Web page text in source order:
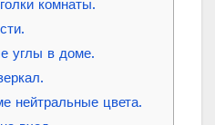
комнаты.
углы в доме.
нейтральные цвета.